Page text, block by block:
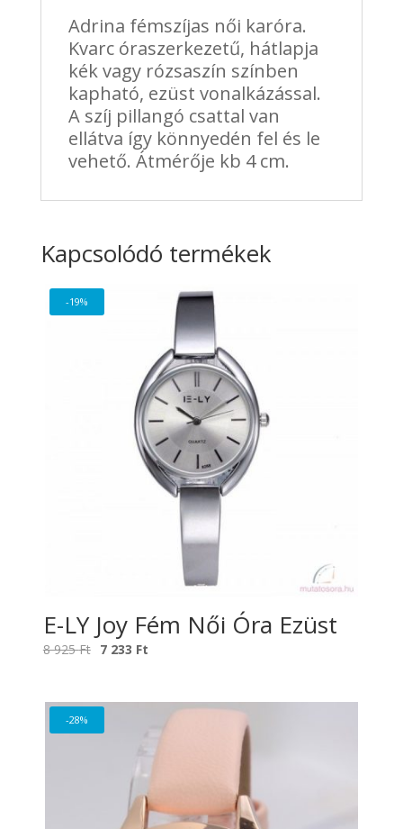
Adrina fémszíjas női karóra.
Kvarc óraszerkezetű, hátlapja
kék vagy rózsaszín színben
kapható, ezüst vonalkázással.
A szíj pillangó csattal van
ellátva így könnyedén fel és le
vehető. Átmérője kb 4 cm.
Kapcsolódó termékek
-19%
E-LY Joy Fém Női Óra Ezüst
8 925Ft Original
8
925 Ft.
7 233 Ft
233 Ft.
-28%